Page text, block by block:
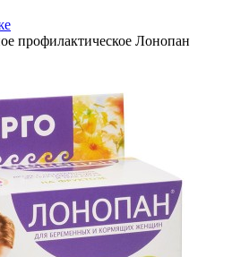
профилактическое Лонопан